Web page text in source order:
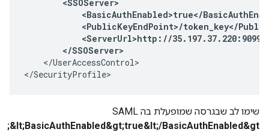
<SSOServer>
<BasicAuthEnabled>true</
<PublicKeyEndPoint>/token_key</
<ServerUrl>http://
        </SSOServer>
    </UserAccessControl>
</SecurityProfile>
שימו לב שבגרסה שמופעלת בה SAML
&lt;BasicAuthEnabled&gt;true&lt;/BasicAuthEnabled&gt;